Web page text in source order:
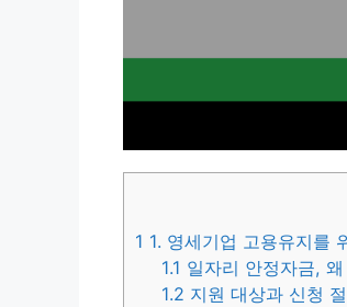
1 1. 영세기업 고용유지를
1.1 일자리 안정자금,
1.2 지원 대상과 신청